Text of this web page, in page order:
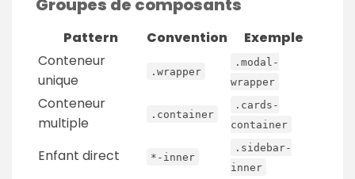
Groupes de composants
Pattern Convention
Exemple
Conteneur
unique
.wrapper
.modal-
wrapper
Conteneur
multiple
.container
.cards-
container
Enfant direct *-inner
.sidebar-
inner